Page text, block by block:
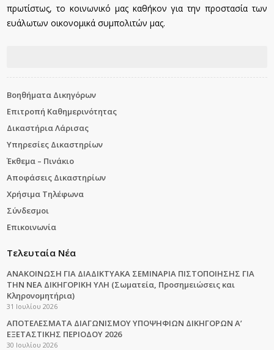
πρωτίστως, το κοινωνικό μας καθήκον για την προστασία των
ευάλωτων οικονομικά συμπολιτών μας.
Βοηθήματα Δικηγόρων
Επιτροπή Καθημερινότητας
Δικαστήρια Λάρισας
Υπηρεσίες Δικαστηρίων
Έκθεμα – Πινάκιο
Αποφάσεις Δικαστηρίων
Χρήσιμα Τηλέφωνα
Σύνδεσμοι
Επικοινωνία
Τελευταία Νέα
ΑΝΑΚΟΙΝΩΣΗ ΓΙΑ ΔΙΑΔΙΚΤΥΑΚΑ ΣΕΜΙΝΑΡΙΑ ΠΙΣΤΟΠΟΙΗΣΗΣ ΓΙΑ
ΤΗΝ ΝΕΑ ΔΙΚΗΓΟΡΙΚΗ ΥΛΗ (Σωματεία, Προσημειώσεις και
Κληρονομητήρια)
31 Ιουλίου 2026
ΑΠΟΤΕΛΕΣΜΑΤΑ ΔΙΑΓΩΝΙΣΜΟΥ ΥΠΟΨΗΦΙΩΝ ΔΙΚΗΓΟΡΩΝ Α’
ΕΞΕΤΑΣΤΙΚΗΣ ΠΕΡΙΟΔΟΥ 2026
30 Ιουλίου 2026